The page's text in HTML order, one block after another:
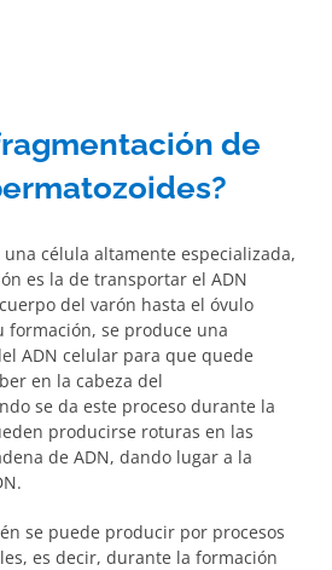
de
célula altamente especializada,
es la de transportar el ADN
del varón hasta el óvulo
formación, se produce una
ADN celular para que quede
en la cabeza del
se da este proceso durante la
producirse roturas en las
de ADN, dando lugar a la
se puede producir por procesos
es decir, durante la formación